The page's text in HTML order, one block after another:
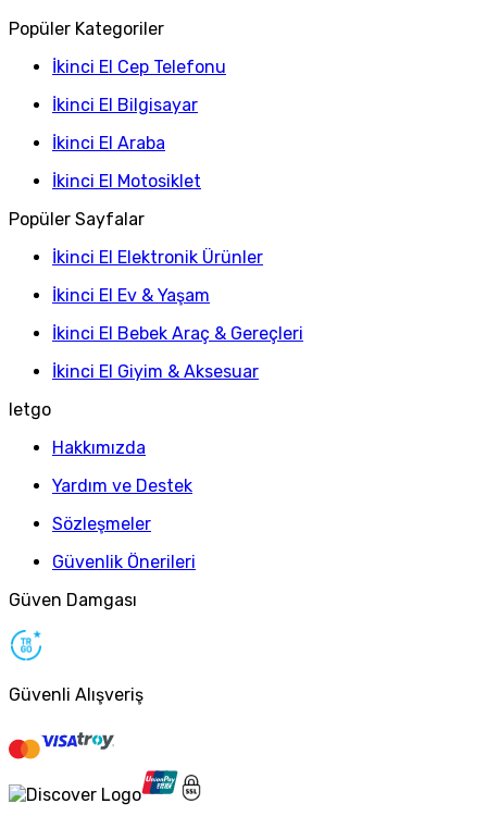
Popüler Kategoriler
İkinci El Cep Telefonu
İkinci El Bilgisayar
İkinci El Araba
İkinci El Motosiklet
Popüler Sayfalar
İkinci El Elektronik Ürünler
İkinci El Ev & Yaşam
İkinci El Bebek Araç & Gereçleri
İkinci El Giyim & Aksesuar
letgo
Hakkımızda
Yardım ve Destek
Sözleşmeler
Güvenlik Önerileri
Güven Damgası
Güvenli Alışveriş